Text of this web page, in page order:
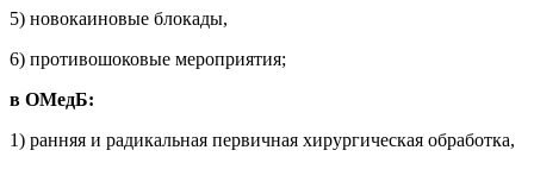
5) новокаиновые блокады,
6) противошоковые мероприятия;
в ОМедБ:
1) ранняя и радикальная первичная хирургическая обработка,